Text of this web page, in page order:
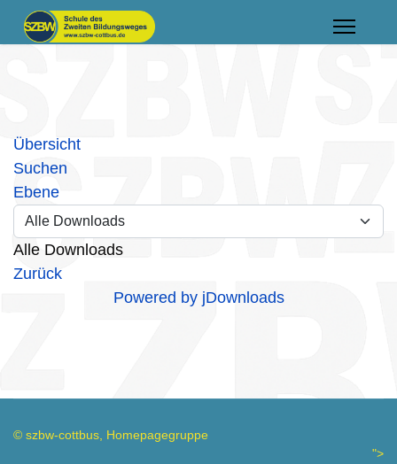
Übersicht
Suchen
Ebene
Alle Downloads
Zurück
Powered by jDownloads
© szbw-cottbus, Homepagegruppe
">